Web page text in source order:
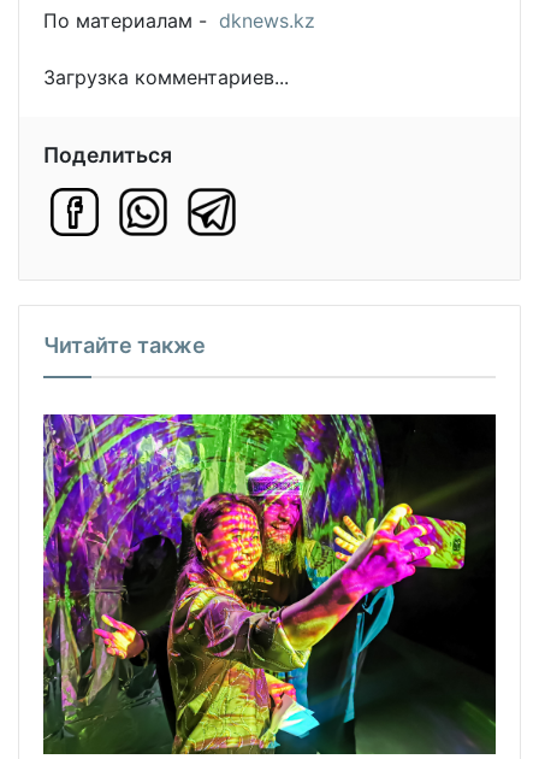
По материалам - dknews.kz
Загрузка комментариев...
Поделиться
Читайте также